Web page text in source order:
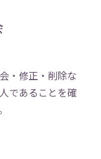
・修正・削除な
であることを確